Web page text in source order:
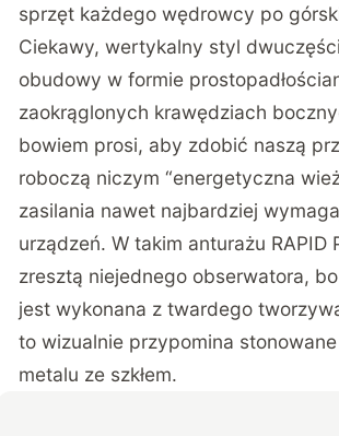
sprzęt każdego wędrowcy po
Ciekawy, wertykalny styl
obudowy w formie
zaokrąglonych krawędziach
bowiem prosi, aby zdobić naszą
roboczą niczym “energetyczna
zasilania nawet najbardziej
urządzeń. W takim anturażu RAPID
zresztą niejednego obserwatora,
jest wykonana z twardego
to wizualnie przypomina stonowane
metalu ze szkłem.